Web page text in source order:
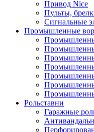
Привод Nice
Пульты,
Сигнальные
Промышленные
Рольставни
Гаражные